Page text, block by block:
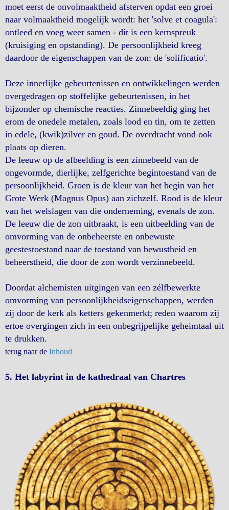
moet eerst de onvolmaaktheid afsterven opdat een groei
naar volmaaktheid mogelijk wordt: het 'solve et coagula':
ontleed en voeg weer samen - dit is een kernspreuk
(kruisiging en opstanding). De persoonlijkheid kreeg
daardoor de eigenschappen van de zon: de 'solificatio'.
Deze innerlijke gebeurtenissen en ontwikkelingen werden
overgedragen op stoffelijke gebeurtenissen, in het
bijzonder op chemische reacties. Zinnebeeldig ging het
erom de onedele metalen, zoals lood en tin, om te zetten
in edele, (kwik)zilver en goud. De overdracht vond ook
plaats op dieren.
De leeuw op de afbeelding is een zinnebeeld van de
ongevormde, dierlijke, zelfgerichte begintoestand van de
persoonlijkheid. Groen is de kleur van het begin van het
Grote Werk (Magnus Opus) aan zichzelf. Rood is de kleur
van het welslagen van die onderneming, evenals de zon.
De leeuw die de zon uitbraakt, is een uitbeelding van de
omvorming van de onbeheerste en onbewuste
geestestoestand naar de toestand van bewustheid en
beheerstheid, die door de zon wordt verzinnebeeld.
Doordat alchemisten uitgingen van een zélfbewerkte
omvorming van persoonlijkheidseigenschappen, werden
zij door de kerk als ketters gekenmerkt; reden waarom zij
ertoe overgingen zich in een onbegrijpelijke geheimtaal uit
te drukken.
terug naar de Inhoud
5. Het labyrint in de kathedraal van Chartres